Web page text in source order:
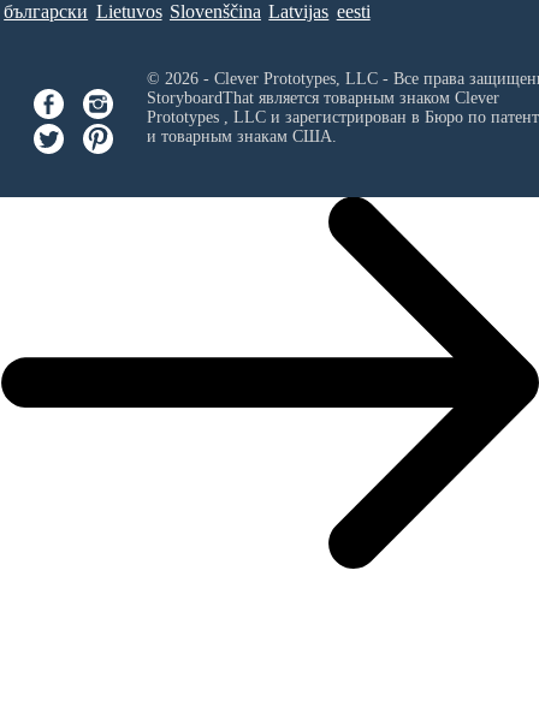
български Lietuvos Slovenščina Latvijas eesti
© 2026 - Clever Prototypes, LLC - Все права
StoryboardThat является товарным знаком Clever
Prototypes , LLCи зарегистрирован в Бюро по
и товарным знакам США.